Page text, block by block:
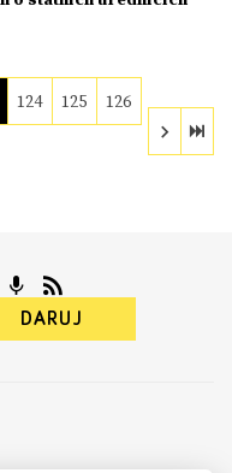
124 125 126
DARUJ